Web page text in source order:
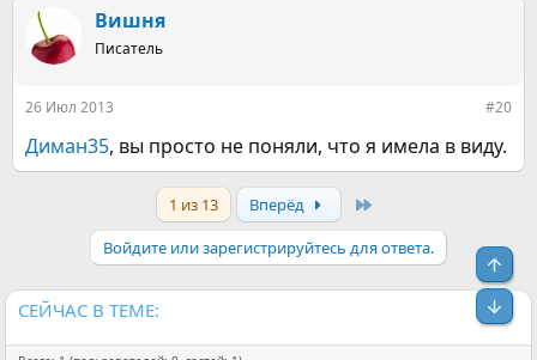
Вишня
Писатель
26 Июл 2013 #20
Диман35, вы просто не поняли, что я имела в виду.
1 из 13 Вперёд
Войдите или зарегистрируйтесь для ответа.
СЕЙЧАС В ТЕМЕ: